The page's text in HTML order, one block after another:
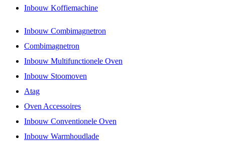
Inbouw Koffiemachine
Inbouw Combimagnetron
Combimagnetron
Inbouw Multifunctionele Oven
Inbouw Stoomoven
Atag
Oven Accessoires
Inbouw Conventionele Oven
Inbouw Warmhoudlade